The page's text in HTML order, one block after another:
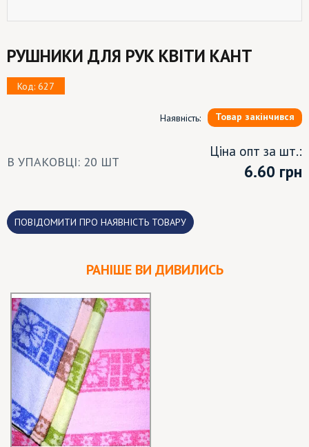
РУШНИКИ ДЛЯ РУК КВІТИ КАНТ
Код: 627
Наявність: Товар закінчився
В УПАКОВЦІ: 20 ШТ
Ціна опт за шт.:
6.60 грн
ПОВІДОМИТИ ПРО НАЯВНІСТЬ ТОВАРУ
РАНІШЕ ВИ ДИВИЛИСЬ